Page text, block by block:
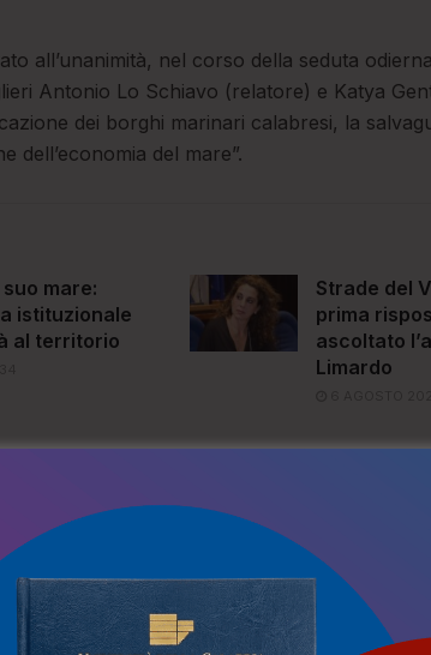
all’unanimità, nel corso della seduta
Antonio Lo Schiavo (relatore) e Katya
dei borghi marinari calabresi, la
dell’economia del mare”.
mare:
istituzionale
al territorio
Strade del
prima
ascoltato
Limardo
Calabria la proposta mirata a valorizzare
ittici quale elemento identitario delle località
certificazione territoriale a sostegno delle
della salvaguardia della biodiversità marina
del mare. Una normativa dalle finalità
di un Registro regionale dei borghi